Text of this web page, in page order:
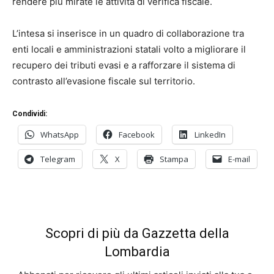
L’intesa si inserisce in un quadro di collaborazione tra
enti locali e amministrazioni statali volto a migliorare il
recupero dei tributi evasi e a rafforzare il sistema di
contrasto all’evasione fiscale sul territorio.
Condividi:
WhatsApp Facebook LinkedIn
Telegram X Stampa E-mail
Scopri di più da Gazzetta della
Lombardia